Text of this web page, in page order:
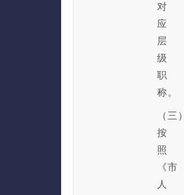
对
应
层
级
职
称。
（三）
按
照
《市
人